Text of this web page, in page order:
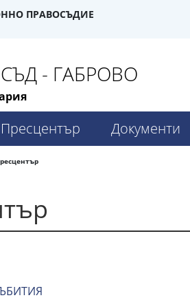
ПРАВОСЪДИЕ
- ГАБРОВО
Пресцентър Документи